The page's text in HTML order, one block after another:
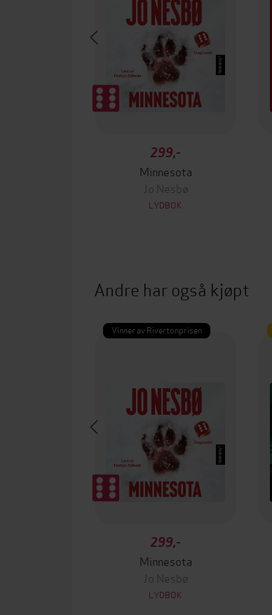
299,-
Minnesota
Jo Nesbø
LYDBOK
Andre har også kjøpt
Vinner av Rivertonprisen
299,-
Minnesota
Jo Nesbø
LYDBOK